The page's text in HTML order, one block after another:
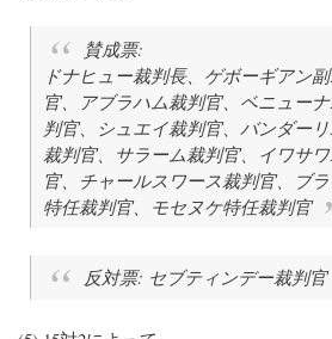
賛成票:
ドナヒュー裁判長、ゲボーギアン
官、アブラハム裁判官、ベニュー
判官、シュエイ裁判官、バンダー
裁判官、サラーム裁判官、イワサ
官、チャールスワース裁判官、ブ
特任裁判官、モセヌケ特任裁判官
反対票: セブティンデー裁判官